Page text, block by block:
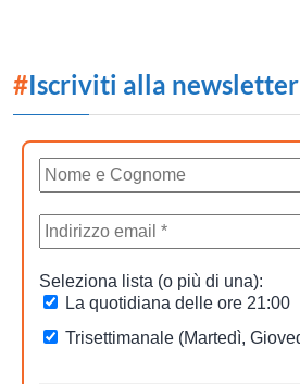
#Iscriviti alla newsletter